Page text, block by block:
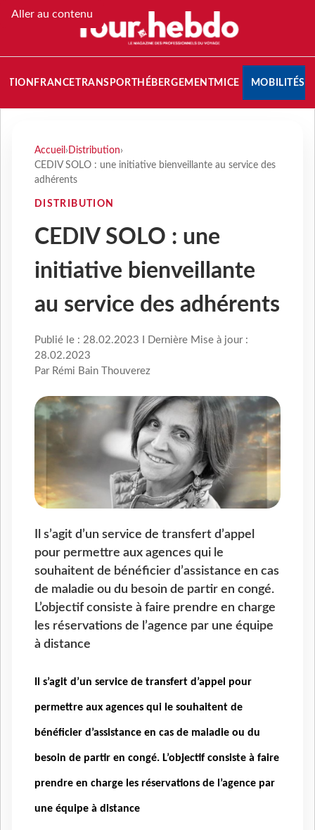
Aller au contenu
FRANCETRANSPORT HÉBERGEMENTMICE MOBILITÉS
Accueil › Distribution›
CEDIV SOLO : une initiative bienveillante au service des
adhérents
DISTRIBUTION
CEDIV SOLO : une
initiative bienveillante
au service des adhérents
Publié le : 28.02.2023 I Dernière Mise à jour :
28.02.2023
Par Rémi Bain Thouverez
Il s’agit d’un service de transfert d’appel
pour permettre aux agences qui le
souhaitent de bénéficier d’assistance en cas
de maladie ou du besoin de partir en congé.
L’objectif consiste à faire prendre en charge
les réservations de l’agence par une équipe
à distance
Il s’agit d’un service de transfert d’appel pour
permettre aux agences qui le souhaitent de
bénéficier d’assistance en cas de maladie ou du
besoin de partir en congé. L’objectif consiste à faire
prendre en charge les réservations de l’agence par
une équipe à distance